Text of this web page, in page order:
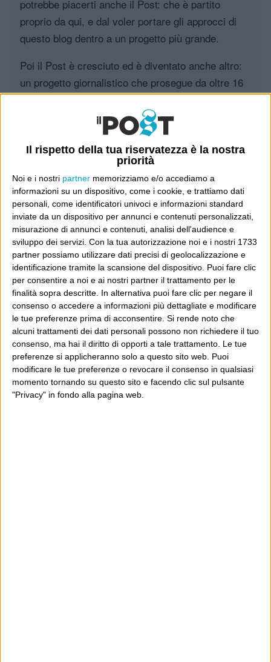
Il rispetto della tua riservatezza è la nostra
priorità
Noi e i nostri partner memorizziamo e/o accediamo a
informazioni su un dispositivo, come i cookie, e trattiamo dati
personali, come identificatori univoci e informazioni standard
inviate da un dispositivo per annunci e contenuti personalizzati,
misurazione di annunci e contenuti, analisi dell'audience e
sviluppo dei servizi. Con la tua autorizzazione noi e i nostri 1733
partner possiamo utilizzare dati precisi di geolocalizzazione e
identificazione tramite la scansione del dispositivo. Puoi fare clic
per consentire a noi e ai nostri partner il trattamento per le
finalità sopra descritte. In alternativa puoi fare clic per negare il
consenso o accedere a informazioni più dettagliate e modificare
le tue preferenze prima di acconsentire. Si rende noto che
alcuni trattamenti dei dati personali possono non richiedere il tuo
consenso, ma hai il diritto di opporti a tale trattamento. Le tue
preferenze si applicheranno solo a questo sito web. Puoi
modificare le tue preferenze o revocare il consenso in qualsiasi
momento tornando su questo sito e facendo clic sul pulsante
"Privacy" in fondo alla pagina web.
potrebbe piacerti anche il Post: che è partito
proprio da qui, e dal voler portare gli approcci di
questo blog dentro a un progetto più grande.
Poi il Post è cresciuto ed è diventato anche altro:
un progetto giornalistico che prosegue da oltre 16
anni, grazie a chi lo scopre, lo apprezza e lo
Leggi il Post, magari ti piace
Luca Sofri Wittgenstein
POST PRECEDENTE
Angeli
POST SUCCESSIVO
Detto con affetto
E per i regali di Natale